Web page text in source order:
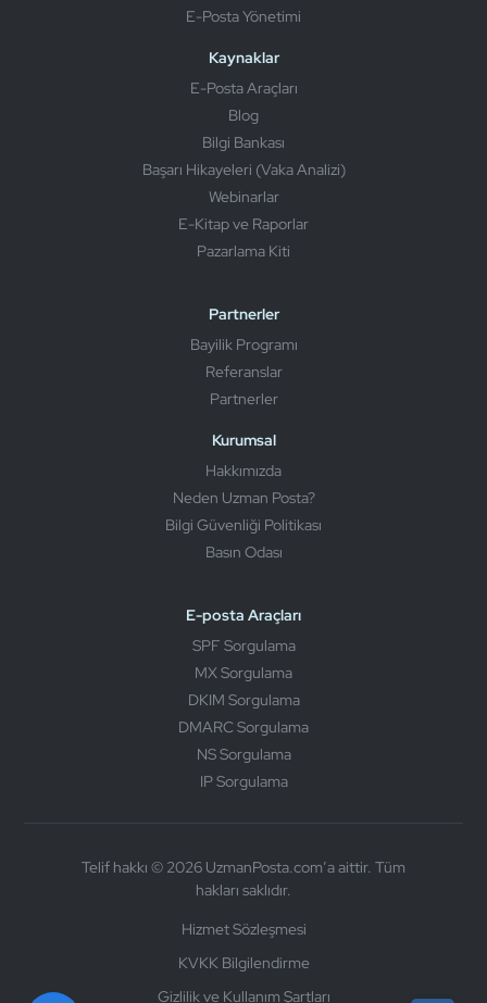
E-Posta Yönetimi
Kaynaklar
E-Posta Araçları
Blog
Bilgi Bankası
Başarı Hikayeleri (Vaka Analizi)
Webinarlar
E-Kitap ve Raporlar
Pazarlama Kiti
Partnerler
Bayilik Programı
Referanslar
Partnerler
Kurumsal
Hakkımızda
Neden Uzman Posta?
Bilgi Güvenliği Politikası
Basın Odası
E-posta Araçları
SPF Sorgulama
MX Sorgulama
DKIM Sorgulama
DMARC Sorgulama
NS Sorgulama
IP Sorgulama
Telif hakkı © 2026 UzmanPosta.com’a aittir. Tüm
hakları saklıdır.
Hizmet Sözleşmesi
KVKK Bilgilendirme
Gizlilik ve Kullanım Şartları